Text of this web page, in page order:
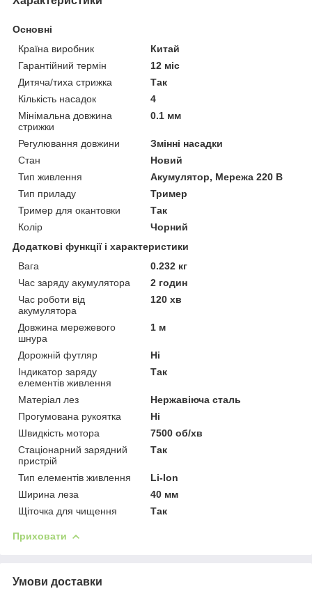
Основні
Країна виробник
Китай
Гарантійний термін
12 міс
Дитяча/тиха стрижка
Так
Кількість насадок
4
Мінімальна довжина
стрижки
0.1 мм
Регулювання довжини
Змінні насадки
Стан
Новий
Тип живлення
Акумулятор, Мережа 220 В
Тип приладу
Тример
Тример для окантовки
Так
Колір
Чорний
Додаткові функції і характеристики
Вага
0.232 кг
Час заряду акумулятора
2 годин
Час роботи від
акумулятора
120 хв
Довжина мережевого
шнура
1 м
Дорожній футляр
Ні
Індикатор заряду
елементів живлення
Так
Матеріал лез
Нержавіюча сталь
Прогумована рукоятка
Ні
Швидкість мотора
7500 об/хв
Стаціонарний зарядний
пристрій
Так
Тип елементів живлення
Li-Ion
Ширина леза
40 мм
Щіточка для чищення
Так
Приховати
Умови доставки